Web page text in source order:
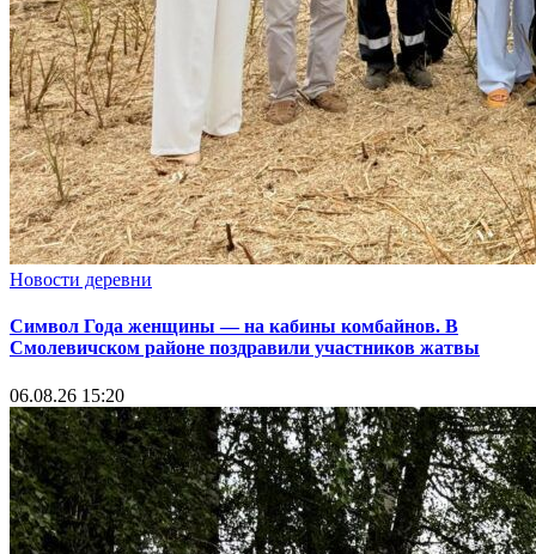
Новости деревни
Символ Года женщины — на кабины комбайнов. В
Смолевичском районе поздравили участников жатвы
06.08.26 15:20